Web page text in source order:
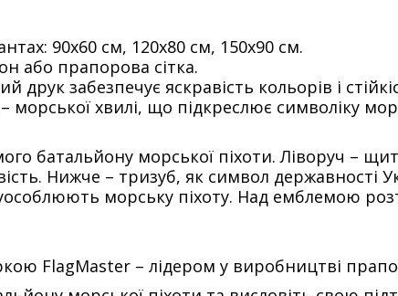
90х60 см, 120х80 см, 150х90 см.
або прапорова сітка.
друк забезпечує яскравість кольорів і
хвилі, що підкреслює символіку
батальйону морської піхоти. Ліворуч –
Нижче – тризуб, як символ державності
морську піхоту. Над емблемою
FlagMaster – лідером у виробництві